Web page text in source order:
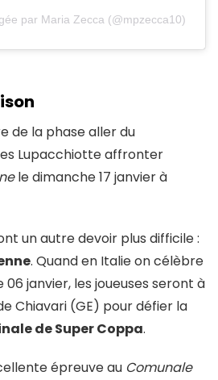
par Maria Zecca (@mpzecca10)
de la phase aller du
Lupacchiotte affronter
le dimanche 17 janvier à
un autre devoir plus difficile :
. Quand en Italie on célèbre
06 janvier, les joueuses seront à
Chiavari (GE) pour défier la
de Super Coppa.
épreuve au Comunale